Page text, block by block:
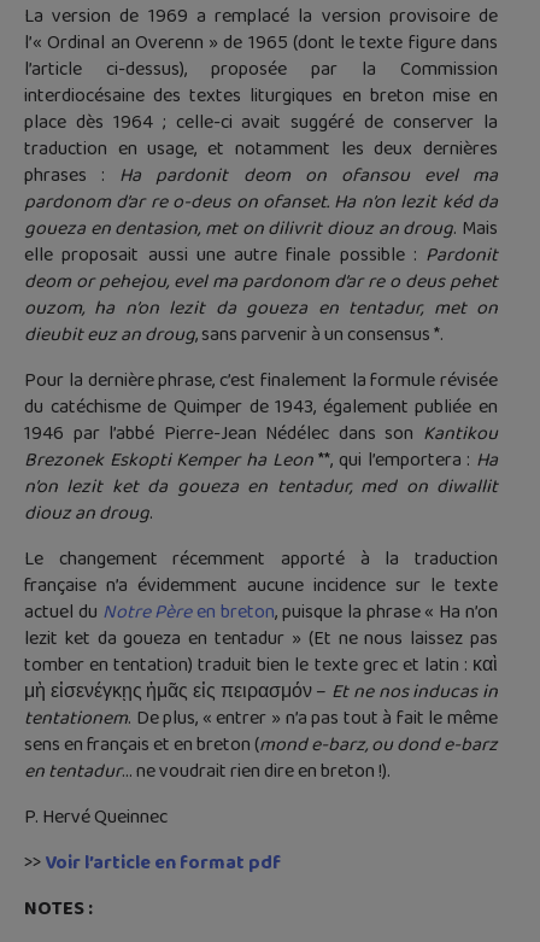
La version de 1969 a remplacé la version provisoire de
l’« Ordinal an Overenn » de 1965 (dont le texte figure dans
l’article ci-dessus), proposée par la Commission
interdiocésaine des textes liturgiques en breton mise en
place dès 1964 ; celle-ci avait suggéré de conserver la
traduction en usage, et notamment les deux dernières
phrases : Ha pardonit deom on ofansou evel ma
pardonom d’ar re o-deus on ofanset. Ha n’on lezit kéd da
goueza en dentasion, met on dilivrit diouz an droug. Mais
elle proposait aussi une autre finale possible : Pardonit
deom or pehejou, evel ma pardonom d’ar re o deus pehet
ouzom, ha n’on lezit da goueza en tentadur, met on
dieubit euz an droug, sans parvenir à un consensus *.
Pour la dernière phrase, c’est finalement la formule révisée
du catéchisme de Quimper de 1943, également publiée en
1946 par l’abbé Pierre-Jean Nédélec dans son Kantikou
Brezonek Eskopti Kemper ha Leon**, qui l’emportera : Ha
n’on lezit ket da goueza en tentadur, med on diwallit
diouz an droug.
Le changement récemment apporté à la traduction
française n’a évidemment aucune incidence sur le texte
actuel du Notre Pèreen breton, puisque la phrase « Ha n’on
lezit ket da goueza en tentadur » (Et ne nous laissez pas
tomber en tentation) traduit bien le texte grec et latin : καὶ
μὴ εἰσενέγκῃς ἡμᾶς εἰς πειρασμόν – Et ne nos inducas in
tentationem. De plus, « entrer » n’a pas tout à fait le même
sens en français et en breton (mond e-barz, ou dond e-barz
en tentadur… ne voudrait rien dire en breton !).
P. Hervé Queinnec
>>Voir l’article en format pdf
NOTES :